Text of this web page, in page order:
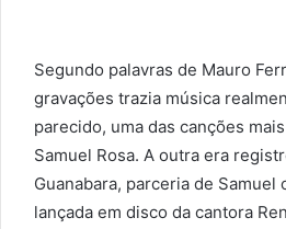
Segundo palavras de Mauro
gravações trazia música
parecido, uma das canções
Samuel Rosa. A outra era
Guanabara, parceria de Samuel
lançada em disco da cantora